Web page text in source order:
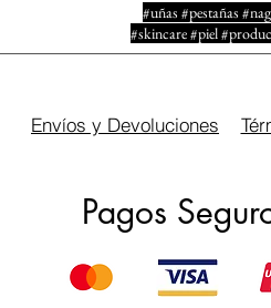
#uñas #pestañas
#skincare #piel
Envíos y Devoluciones
Pagos